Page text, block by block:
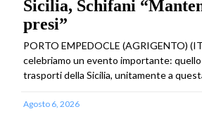
Sicilia, Schifani
presi”
PORTO EMPEDOCLE (AGRIGENTO)
celebriamo un evento importante:
trasporti della Sicilia, unitamente a
Agosto 6, 2026